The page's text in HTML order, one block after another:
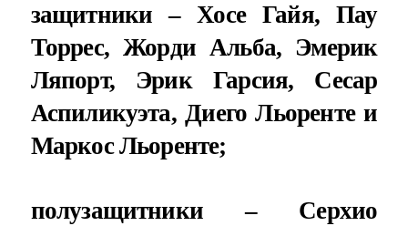
защитники – Хосе Гайя, Пау
Торрес, Жорди Альба, Эмерик
Ляпорт, Эрик Гарсия, Сесар
Аспиликуэта, Диего Льоренте и
Маркос Льоренте;
полузащитники – Серхио